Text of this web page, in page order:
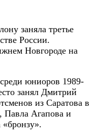
заняла третье
России.
Новгороде на
юниоров 1989-
занял Дмитрий
из Саратова в
Павла Агапова и